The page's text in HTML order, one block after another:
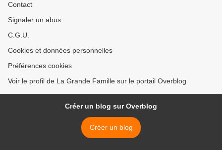
Contact
Signaler un abus
C.G.U.
Cookies et données personnelles
Préférences cookies
Voir le profil de La Grande Famille sur le portail Overblog
Créer un blog sur Overblog
Créer un blog